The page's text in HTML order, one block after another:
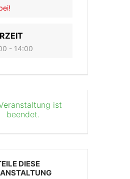
- 14:00
ist
beendet.
DIESE